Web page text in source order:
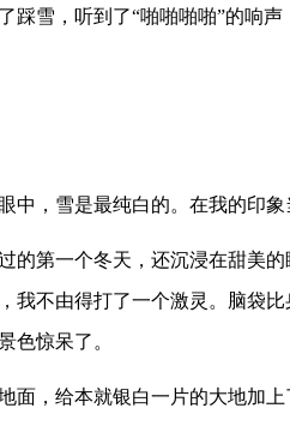
踩雪，听到了“啪啪啪啪”的响
中，雪是最纯白的。在我的印
的第一个冬天，还沉浸在甜美
我不由得打了一个激灵。脑袋
色惊呆了。
面，给本就银白一片的大地加